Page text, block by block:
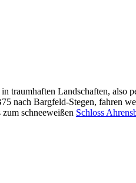
Landschaften, also
nach Bargfeld-Stegen, fahren
schneeweißen Schloss